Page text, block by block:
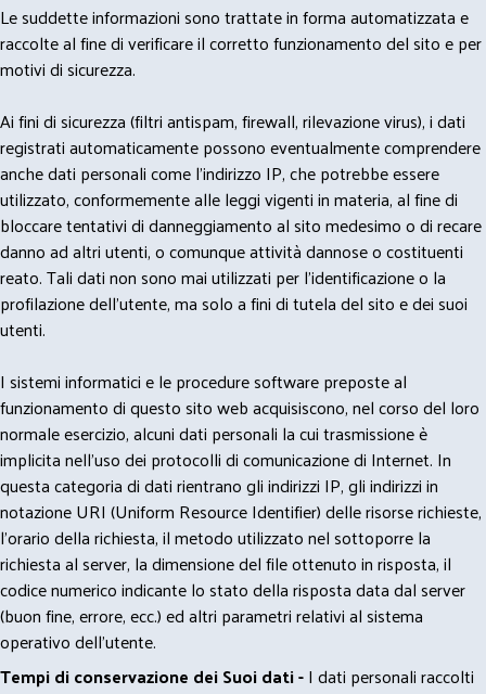
Le suddette informazioni sono trattate in forma automatizzata e
raccolte al fine di verificare il corretto funzionamento del sito e per
motivi di sicurezza.
Ai fini di sicurezza (filtri antispam, firewall, rilevazione virus), i dati
registrati automaticamente possono eventualmente comprendere
anche dati personali come l'indirizzo IP, che potrebbe essere
utilizzato, conformemente alle leggi vigenti in materia, al fine di
bloccare tentativi di danneggiamento al sito medesimo o di recare
danno ad altri utenti, o comunque attività dannose o costituenti
reato. Tali dati non sono mai utilizzati per l'identificazione o la
profilazione dell'utente, ma solo a fini di tutela del sito e dei suoi
utenti.
I sistemi informatici e le procedure software preposte al
funzionamento di questo sito web acquisiscono, nel corso del loro
normale esercizio, alcuni dati personali la cui trasmissione è
implicita nell'uso dei protocolli di comunicazione di Internet. In
questa categoria di dati rientrano gli indirizzi IP, gli indirizzi in
notazione URI (Uniform Resource Identifier) delle risorse richieste,
l'orario della richiesta, il metodo utilizzato nel sottoporre la
richiesta al server, la dimensione del file ottenuto in risposta, il
codice numerico indicante lo stato della risposta data dal server
(buon fine, errore, ecc.) ed altri parametri relativi al sistema
operativo dell'utente.
Tempi di conservazione dei Suoi dati -I dati personali raccolti